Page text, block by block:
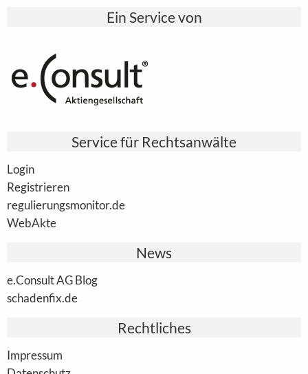
Ein Service von
Service für Rechtsanwälte
Login
Registrieren
regulierungsmonitor.de
WebAkte
News
e.Consult AG Blog
schadenfix.de
Rechtliches
Impressum